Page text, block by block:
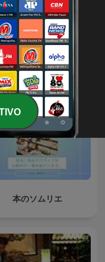
オカフェ
本のソムリエ